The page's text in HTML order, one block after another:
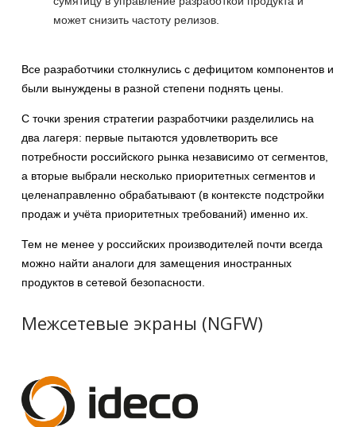
может снизить частоту релизов.
Все разработчики столкнулись с дефицитом компонентов и
были вынуждены в разной степени поднять цены.
С точки зрения стратегии разработчики разделились на
два лагеря: первые пытаются удовлетворить все
потребности российского рынка независимо от сегментов,
а вторые выбрали несколько приоритетных сегментов и
целенаправленно обрабатывают (в контексте подстройки
продаж и учёта приоритетных требований) именно их.
Тем не менее у российских производителей почти всегда
можно найти аналоги для замещения иностранных
продуктов в сетевой безопасности.
Межсетевые экраны (NGFW)